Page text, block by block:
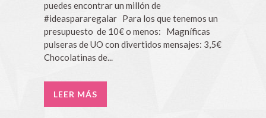
puedes encontrar un millón de
#ideaspararegalar Para los que tenemos un
presupuesto de 10€ o menos: Magníficas
pulseras de UO con divertidos mensajes: 3,5€
Chocolatinas de...
LEER MÁS